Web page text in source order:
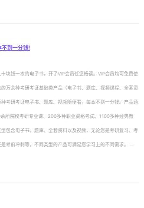
到一分钱!
块钱一本的电子书，开了VIP会员任您畅读。VIP会员均可免费使
的万余种考研考证基础类产品（电子书、题库、视频课程、全套资
考研考证电子书、题库、视频随便看，每本不到一分钱。产品涵
所院校考研专业课、200多种职业资格考试、1100多种经典教
包含电子书、题库、全套资料以及视频，无论您是考研复习、考
考前冲刺等，不同类型的产品可满足您学习上的不同需求。 ...